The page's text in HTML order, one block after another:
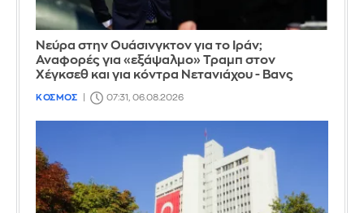
Νεύρα στην Ουάσινγκτον για το Ιράν;
Αναφορές για «εξάψαλμο» Τραμπ στον
Χέγκσεθ και για κόντρα Νετανιάχου - Βανς
ΚΟΣΜΟΣ 07:31, 06.08.2026